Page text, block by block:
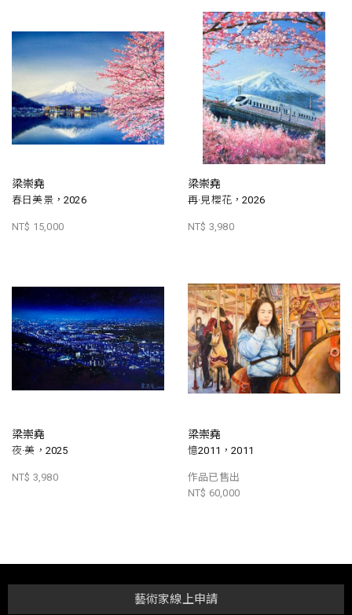
梁崇堯
春日美景，2026
NT$ 15,000
梁崇堯
再·見櫻花，2026
NT$ 3,980
梁崇堯
夜·美，2025
NT$ 3,980
梁崇堯
憶2011，2011
作品已售出
NT$ 60,000
藝術家線上申請